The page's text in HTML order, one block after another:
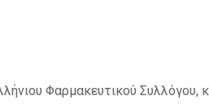
Φαρμακευτικού Συλλόγου,